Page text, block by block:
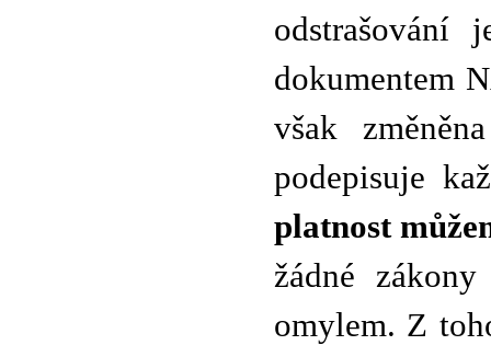
odstrašování
dokumentem
však
podepisuje
platnost
žádné
omylem. Z